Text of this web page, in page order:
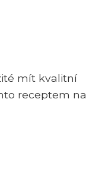
mít kvalitní
receptem na